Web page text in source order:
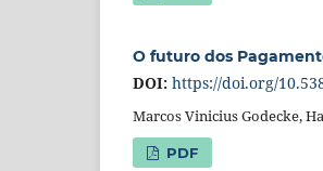
O futuro dos
DOI: https://doi.org/
Marcos Vinicius Godecke,
PDF